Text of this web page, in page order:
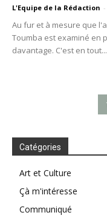
L'Equipe de la Rédaction -
Au fur et à mesure que
Toumba est examiné en
davantage. C'est en tout...
Catégories
Art et Culture
Çà m'intéresse
Communiqué